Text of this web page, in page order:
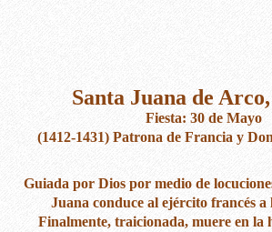
Santa Juana de
Fiesta: 30 de Mayo
(1412-1431) Patrona de Francia y
Guiada por Dios por medio de
Juana conduce al ejército francés a
Finalmente, traicionada, muere en la